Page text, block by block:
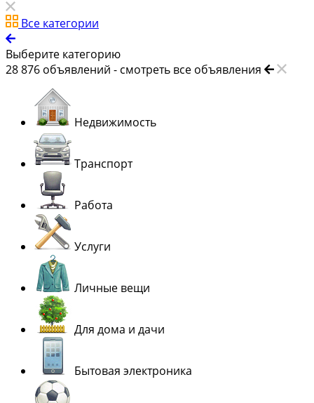
Все категории
Выберите категорию
28 876 объявлений - смотреть все объявления
Недвижимость
Транспорт
Работа
Услуги
Личные вещи
Для дома и дачи
Бытовая электроника